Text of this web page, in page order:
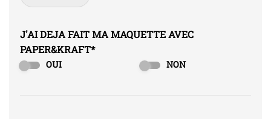
J'AI DEJA FAIT MA MAQUETTE AVEC
PAPER&KRAFT*
OUI NON